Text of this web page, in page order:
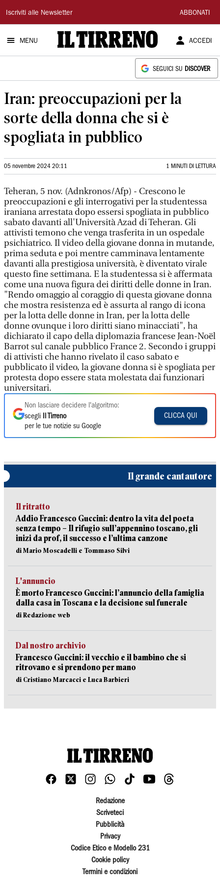
Il
Tirreno
Iscriviti alle Newsletter ABBONATI
MENU ACCEDI
SEGUICI SU DISCOVER
Iran: preoccupazioni per la
sorte della donna che si è
spogliata in pubblico
05 novembre 2024 20:11 1 MINUTI DI LETTURA
Teheran, 5 nov. (Adnkronos/Afp) - Crescono le
preoccupazioni e gli interrogativi per la studentessa
iraniana arrestata dopo essersi spogliata in pubblico
sabato davanti all'Università Azad di Teheran. Gli
attivisti temono che venga trasferita in un ospedale
psichiatrico. Il video della giovane donna in mutande,
prima seduta e poi mentre camminava lentamente
davanti alla prestigiosa università, è diventato virale
questo fine settimana. E la studentessa si è affermata
come una nuova figura dei diritti delle donne in Iran.
"Rendo omaggio al coraggio di questa giovane donna
che mostra resistenza ed è assurta al rango di icona
per la lotta delle donne in Iran, per la lotta delle
donne ovunque i loro diritti siano minacciati", ha
dichiarato il capo della diplomazia francese Jean-Noël
Barrot sul canale pubblico France 2. Secondo i gruppi
di attivisti che hanno rivelato il caso sabato e
pubblicato il video, la giovane donna si è spogliata per
protesta dopo essere stata molestata dai funzionari
universitari.
Non lasciare decidere l'algoritmo:
scegli
Il Tirreno
per le tue notizie su Google
CLICCA QUI
Il grande cantautore
Il ritratto
Addio Francesco Guccini: dentro la vita del poeta
senza tempo – Il rifugio sull’appennino toscano, gli
inizi da prof, il successo e l’ultima canzone
di Mario Moscadelli e Tommaso Silvi
L'annuncio
È morto Francesco Guccini: l’annuncio della famiglia
dalla casa in Toscana e la decisione sul funerale
di Redazione web
Dal nostro archivio
Francesco Guccini: il vecchio e il bambino che si
ritrovano e si prendono per mano
di Cristiano Marcacci e Luca Barbieri
Redazione
Scriveteci
Pubblicità
Privacy
Codice Etico e Modello 231
Cookie policy
Termini e condizioni